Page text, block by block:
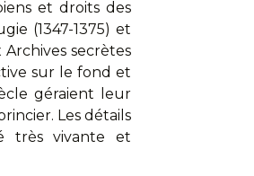
et droits des
(1347-1375) et
secrètes
sur le fond et
géraient leur
Les détails
très vivante et